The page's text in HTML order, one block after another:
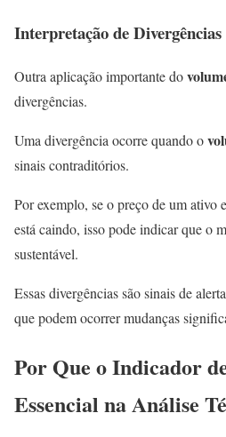
Interpretação de Divergências
Outra aplicação importante do
divergências.
Uma divergência ocorre quando o
sinais contraditórios.
Por exemplo, se o preço de um ativo
está caindo, isso pode indicar que o
sustentável.
Essas divergências são sinais de
que podem ocorrer mudanças
Por Que oIndicador
Essencial na Análise